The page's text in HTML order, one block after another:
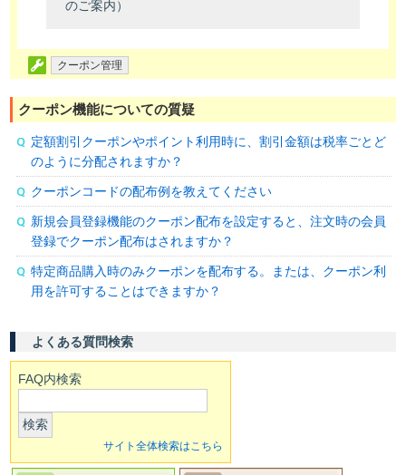
のご案内）
クーポン管理
クーポン機能についての質疑
定額割引クーポンやポイント利用時に、割引金額は税率ごとど
のように分配されますか？
クーポンコードの配布例を教えてください
新規会員登録機能のクーポン配布を設定すると、注文時の会員
登録でクーポン配布はされますか？
特定商品購入時のみクーポンを配布する。または、クーポン利
用を許可することはできますか？
よくある質問検索
FAQ内検索
検索
サイト全体検索はこちら